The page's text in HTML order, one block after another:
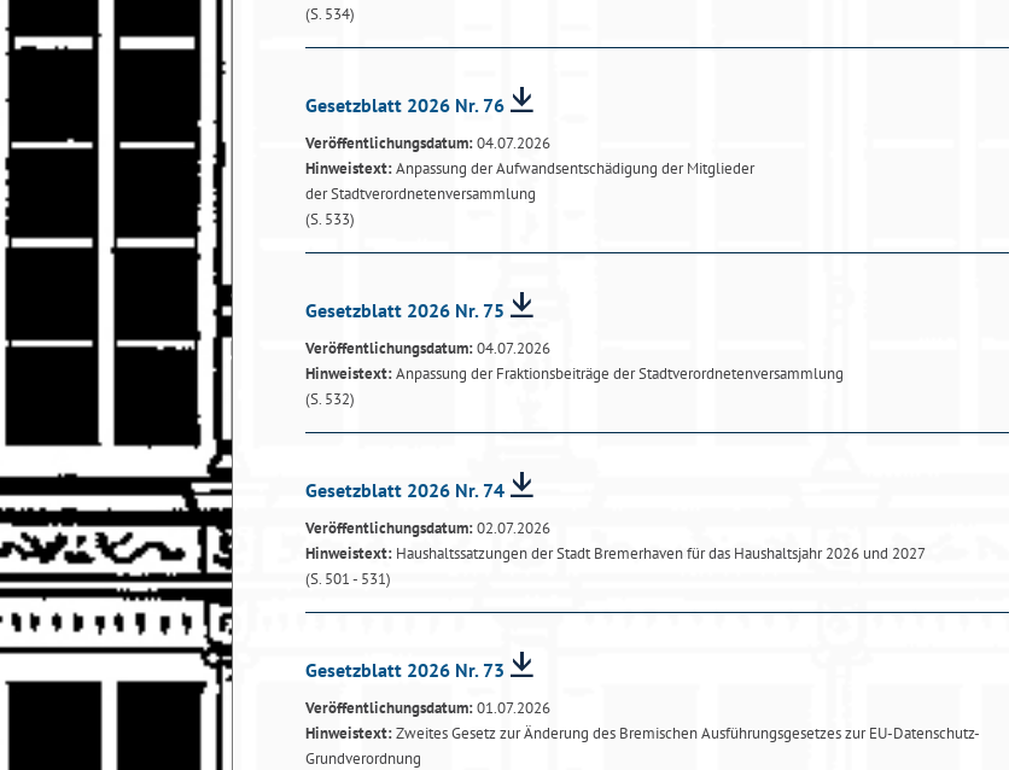
(S. 534)
Gesetzblatt 2026 Nr. 76
Veröffentlichungsdatum:04.07.2026
Hinweistext:Anpassung der Aufwandsentschädigung der Mitglieder
der Stadtverordnetenversammlung
(S. 533)
Gesetzblatt 2026 Nr. 75
Veröffentlichungsdatum:04.07.2026
Hinweistext:Anpassung der Fraktionsbeiträge der Stadtverordnetenversammlung
(S. 532)
Gesetzblatt 2026 Nr. 74
Veröffentlichungsdatum:02.07.2026
Hinweistext: Haushaltssatzungen der Stadt Bremerhaven für das Haushaltsjahr 2026 und 2027
(S. 501 - 531)
Gesetzblatt 2026 Nr. 73
Veröffentlichungsdatum:01.07.2026
Hinweistext:Zweites Gesetz zur Änderung des Bremischen Ausführungsgesetzes zur EU-Datenschutz-
Grundverordnung